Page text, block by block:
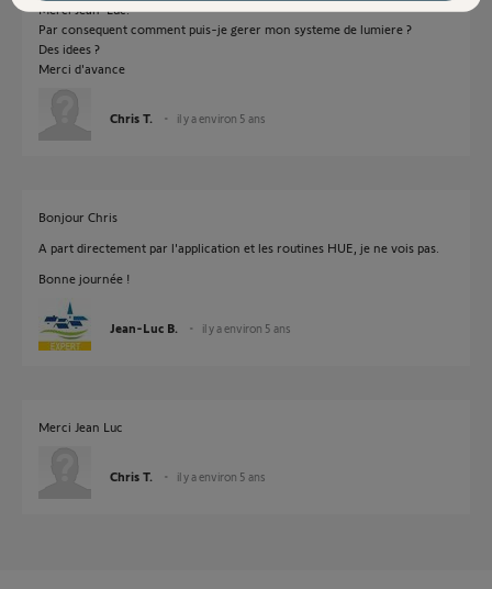
Merci Jean-Luc.
Par consequent comment puis-je gerer mon systeme de lumiere ?
Des idees ?
Merci d'avance
Chris T. il y a environ 5 ans
Bonjour Chris
A part directement par l'application et les routines HUE, je ne vois pas.
Bonne journée !
Jean-Luc B. il y a environ 5 ans
Merci Jean Luc
Chris T. il y a environ 5 ans